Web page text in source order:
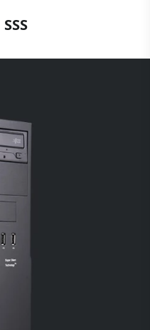
SSS